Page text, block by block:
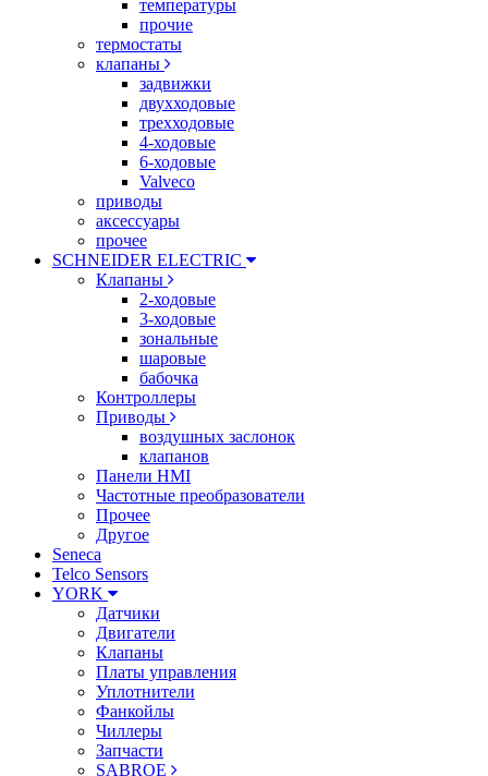
температуры
прочие
термостаты
клапаны
задвижки
двухходовые
трехходовые
4-ходовые
6-ходовые
Valveco
приводы
аксессуары
прочее
SCHNEIDER ELECTRIC
Клапаны
2-ходовые
3-ходовые
зональные
шаровые
бабочка
Контроллеры
Приводы
воздушных заслонок
клапанов
Панели HMI
Частотные преобразователи
Прочее
Другое
Seneca
Telco Sensors
YORK
Датчики
Двигатели
Клапаны
Платы управления
Уплотнители
Фанкойлы
Чиллеры
Запчасти
SABROE